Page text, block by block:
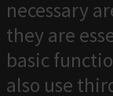
necessary
they are
basic
also use